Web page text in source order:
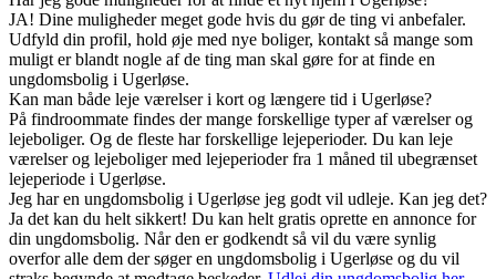
JA! Dine muligheder meget gode hvis du gør de ting vi anbefaler.
Udfyld din profil, hold øje med nye boliger, kontakt så mange som
muligt er blandt nogle af de ting man skal gøre for at finde en
ungdomsbolig i Ugerløse.
Kan man både leje værelser i kort og længere tid i Ugerløse?
På findroommate findes der mange forskellige typer af værelser og
lejeboliger. Og de fleste har forskellige lejeperioder. Du kan leje
værelser og lejeboliger med lejeperioder fra 1 måned til ubegrænset
lejeperiode i Ugerløse.
Jeg har en ungdomsbolig i Ugerløse jeg godt vil udleje. Kan jeg det?
Ja det kan du helt sikkert! Du kan helt gratis oprette en annonce for
din ungdomsbolig. Når den er godkendt så vil du være synlig
overfor alle dem der søger en ungdomsbolig i Ugerløse og du vil